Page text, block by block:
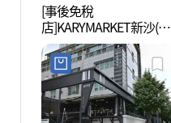
[事後免稅
店]KARYMARKET新沙(캐
리마켓 신사)